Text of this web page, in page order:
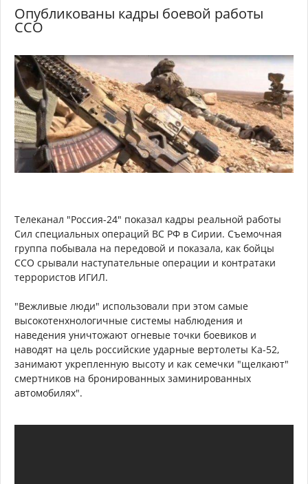
Опубликованы кадры боевой работы
ССО
Телеканал "Россия-24" показал кадры реальной работы
Сил специальных операций ВС РФ в Сирии. Съемочная
группа побывала на передовой и показала, как бойцы
ССО срывали наступательные операции и контратаки
террористов ИГИЛ.
"Вежливые люди" использовали при этом самые
высокотенхнологичные системы наблюдения и
наведения уничтожают огневые точки боевиков и
наводят на цель российские ударные вертолеты Ка-52,
занимают укрепленную высоту и как семечки "щелкают"
смертников на бронированных заминированных
автомобилях".